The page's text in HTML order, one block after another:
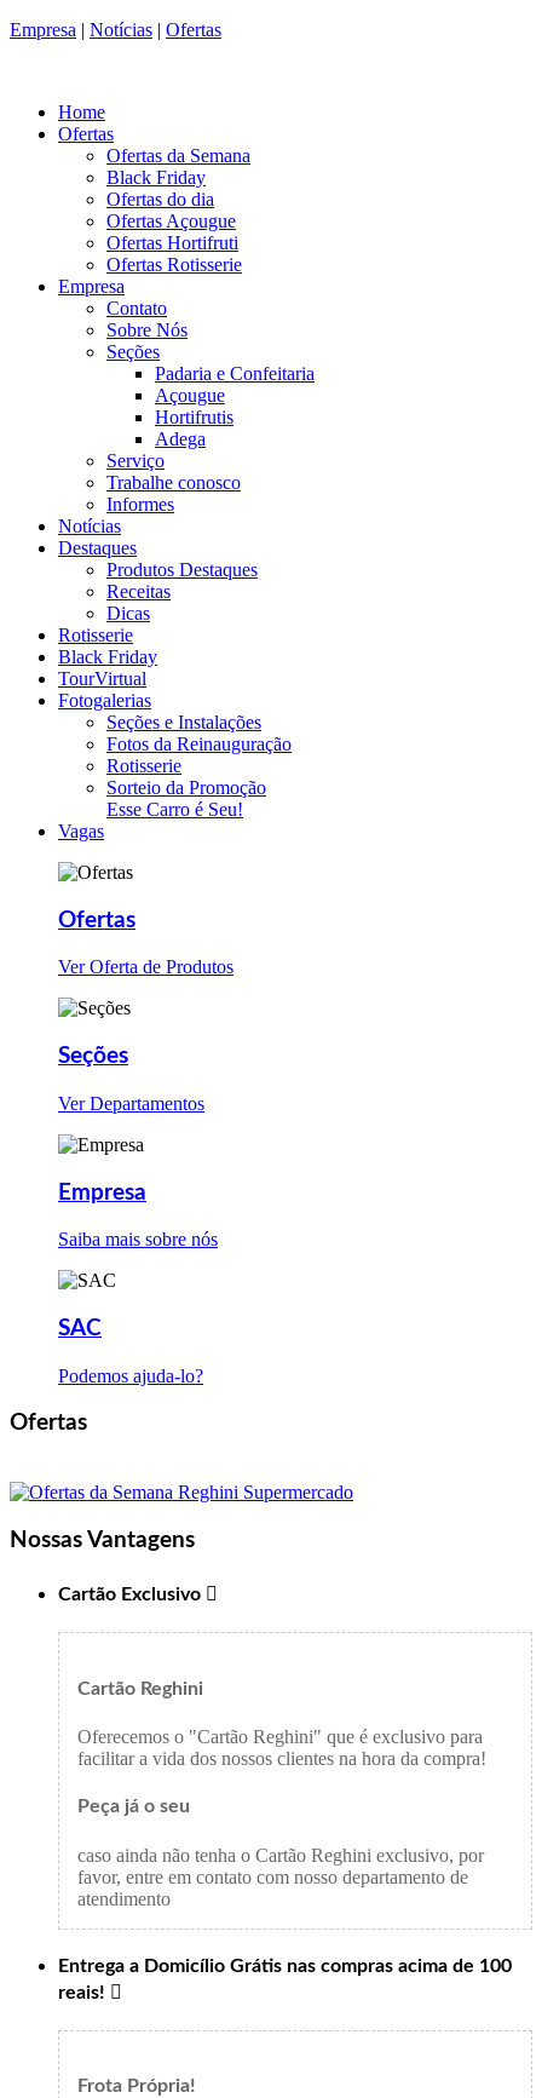
Empresa | Notícias | Ofertas
Home
Ofertas
Ofertas da Semana
Black Friday
Ofertas do dia
Ofertas Açougue
Ofertas Hortifruti
Ofertas Rotisserie
Empresa
Contato
Sobre Nós
Seções
Padaria e Confeitaria
Açougue
Hortifrutis
Adega
Serviço
Trabalhe conosco
Informes
Notícias
Destaques
Produtos Destaques
Receitas
Dicas
Rotisserie
Black Friday
TourVirtual
Fotogalerias
Seções e Instalações
Fotos da Reinauguração
Rotisserie
Sorteio da Promoção
Esse Carro é Seu!
Vagas
Ofertas
Ver Oferta de Produtos
Seções
Ver Departamentos
Empresa
Saiba mais sobre nós
SAC
Podemos ajuda-lo?
Ofertas
Nossas Vantagens
Cartão Exclusivo
Cartão Reghini
Oferecemos o "Cartão Reghini" que é exclusivo para
facilitar a vida dos nossos clientes na hora da compra!
Peça já o seu
caso ainda não tenha o Cartão Reghini exclusivo, por
favor, entre em contato com nosso departamento de
atendimento
Entrega a Domicílio Grátis nas compras acima de 100
reais!
Frota Própria!